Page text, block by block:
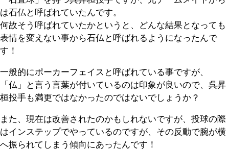
は石仏と呼ばれていたんです。
何故そう呼ばれていたかというと、どんな結果となっても
表情を変えない事から石仏と呼ばれるようになったんで
す！
一般的にポーカーフェイスと呼ばれている事ですが、
「仏」と言う言葉が付いているのは印象が良いので、呉昇
桓投手も満更ではなかったのではないでしょうか？
また、現在は改善されたのかもしれないですが、投球の際
はインステップでやっているのですが、その反動で腕が横
へ振られてしまう傾向にあったんです！